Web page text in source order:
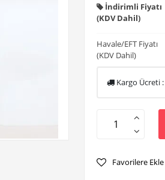
İndirimli Fiyatı
(KDV Dahil)
Havale/EFT Fiyatı
(KDV Dahil)
Kargo Ücreti :
Favorilere Ekle